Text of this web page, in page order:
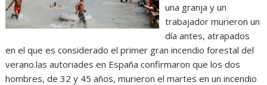
una granja y un
trabajador murieron un
día antes, atrapados
en el que es considerado el primer gran incendio forestal del
verano.las autoriades en España confirmaron que los dos
hombres, de 32 y 45 años, murieron el martes en un incendio